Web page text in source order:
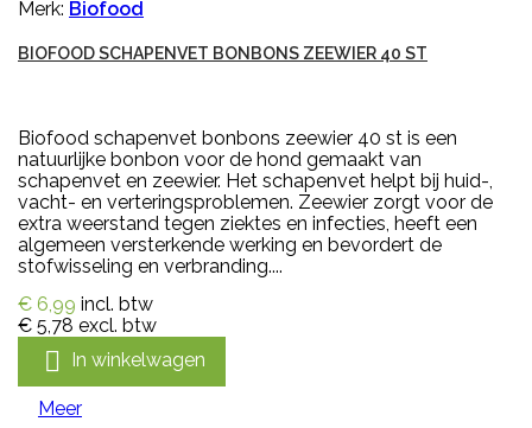
Merk: Biofood
BIOFOOD SCHAPENVET BONBONS ZEEWIER 40 ST
Biofood schapenvet bonbons zeewier 40 st is een
natuurlijke bonbon voor de hond gemaakt van
schapenvet en zeewier. Het schapenvet helpt bij huid-,
vacht- en verteringsproblemen. Zeewier zorgt voor de
extra weerstand tegen ziektes en infecties, heeft een
algemeen versterkende werking en bevordert de
stofwisseling en verbranding....
€ 6,99 incl. btw
€ 5,78 excl. btw
 In winkelwagen
Meer